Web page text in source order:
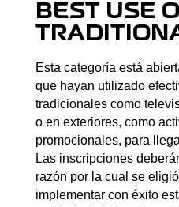
BEST USE
Esta categoría está
que hayan utilizado
tradicionales como
o en exteriores, como
promocionales, para
Las inscripciones
razón por la cual se
implementar con éxito